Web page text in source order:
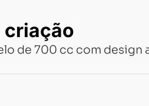
criação
de 700 cc com design